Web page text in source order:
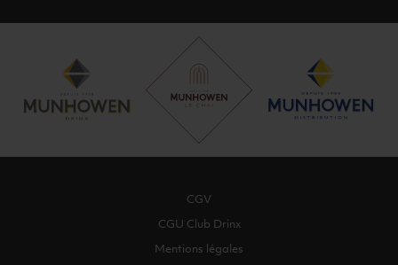
CGV
CGU Club Drinx
Mentions légales